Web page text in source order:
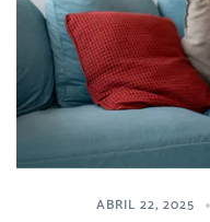
ABRIL 22, 2025